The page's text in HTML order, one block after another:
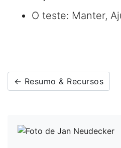
O teste: Manter,
← Resumo & Recursos